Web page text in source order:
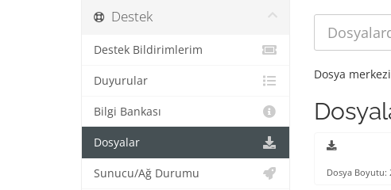
Dosya
Dosya Boyutu:
Destek
Destek Bildirimlerim
Duyurular
Bilgi Bankası
Dosyalar
Sunucu/Ağ Durumu